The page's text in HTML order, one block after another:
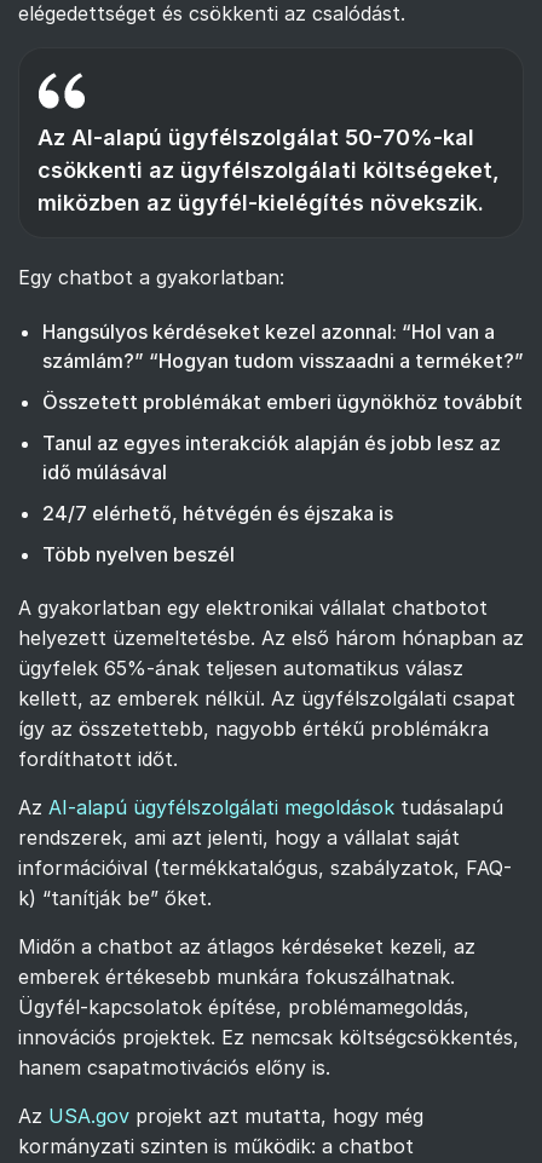
elégedettséget és csökkenti az csalódást.
Az AI-alapú ügyfélszolgálat 50-70%-kal
csökkenti az ügyfélszolgálati költségeket,
miközben az ügyfél-kielégítés növekszik.
Egy chatbot a gyakorlatban:
Hangsúlyos kérdéseket kezel azonnal: “Hol van a
számlám?” “Hogyan tudom visszaadni a terméket?”
Összetett problémákat emberi ügynökhöz továbbít
Tanul az egyes interakciók alapján és jobb lesz az
idő múlásával
24/7 elérhető, hétvégén és éjszaka is
Több nyelven beszél
A gyakorlatban egy elektronikai vállalat chatbotot
helyezett üzemeltetésbe. Az első három hónapban az
ügyfelek 65%-ának teljesen automatikus válasz
kellett, az emberek nélkül. Az ügyfélszolgálati csapat
így az összetettebb, nagyobb értékű problémákra
fordíthatott időt.
Az AI-alapú ügyfélszolgálati megoldások tudásalapú
rendszerek, ami azt jelenti, hogy a vállalat saját
információival (termékkatalógus, szabályzatok, FAQ-
k) “tanítják be” őket.
Midőn a chatbot az átlagos kérdéseket kezeli, az
emberek értékesebb munkára fokuszálhatnak.
Ügyfél-kapcsolatok építése, problémamegoldás,
innovációs projektek. Ez nemcsak költségcsökkentés,
hanem csapatmotivációs előny is.
Az USA.gov projekt azt mutatta, hogy még
kormányzati szinten is működik: a chatbot